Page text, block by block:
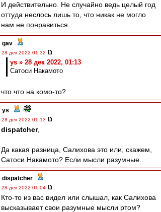
И действительно. Не случайно ведь целый год
оттуда неслось лишь то, что никак не могло
нам не понравиться.
gav -
28 дек 2022 01:32
ys » 28 дек 2022, 01:13
Сатоси Накамото
что что на комо-то?
ys -
28 дек 2022 01:13
dispatcher,
Да какая разница, Салихова это или, скажем,
Сатоси Накамото? Если мысли разумные..
dispatcher -
28 дек 2022 01:04
Кто-то из вас видел или слышал, как Салихова
высказывает свои разумные мысли ртом?